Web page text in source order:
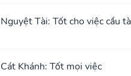
Nguyệt Tài: Tốt cho việc cầu
Cát Khánh: Tốt mọi việc